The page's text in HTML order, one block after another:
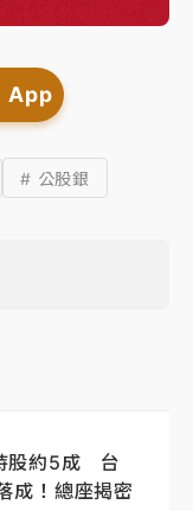
App
# 公股銀
股約5成 台
成！總座揭密